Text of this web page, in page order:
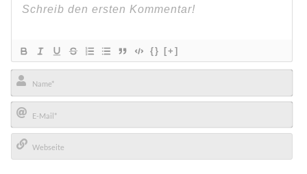
{} [+]
Name*
E-
Mail*